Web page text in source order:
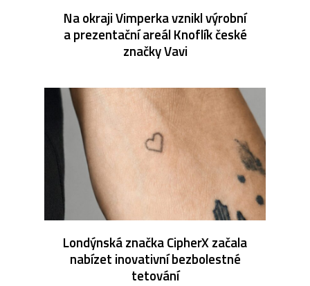
Na okraji Vimperka vznikl výrobní
a prezentační areál Knoflík české
značky Vavi
Londýnská značka CipherX začala
nabízet inovativní bezbolestné
tetování